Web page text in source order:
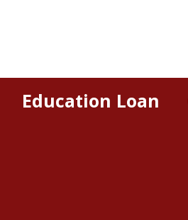
Education Loan